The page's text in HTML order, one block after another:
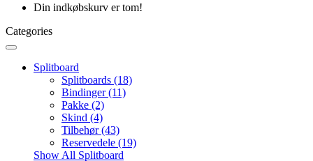
Din indkøbskurv er tom!
Categories
Splitboard
Splitboards (18)
Bindinger (11)
Pakke (2)
Skind (4)
Tilbehør (43)
Reservedele (19)
Show All Splitboard